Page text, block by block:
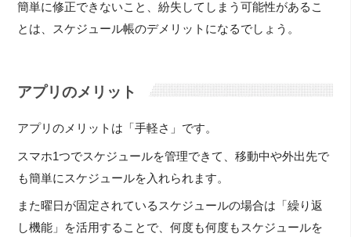
簡単に修正できないこと、紛失してしまう可能性があるこ
とは、スケジュール帳のデメリットになるでしょう。
アプリのメリット
アプリのメリットは「手軽さ」です。
スマホ1つでスケジュールを管理できて、移動中や外出先で
も簡単にスケジュールを入れられます。
また曜日が固定されているスケジュールの場合は「繰り返
し機能」を活用することで、何度も何度もスケジュールを